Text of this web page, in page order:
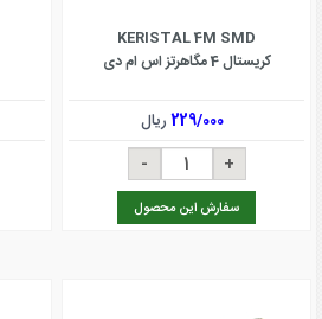
KERISTAL 4M SMD
کریستال 4 مگاهرتز اس ام دی
229/000ریال
سفارش این محصول